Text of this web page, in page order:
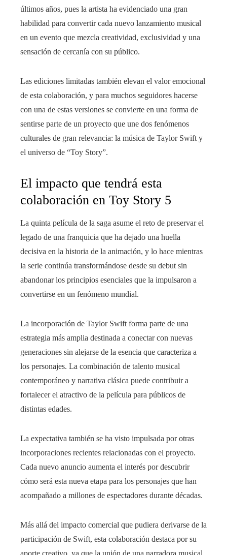
últimos años, pues la artista ha evidenciado una gran
habilidad para convertir cada nuevo lanzamiento musical
en un evento que mezcla creatividad, exclusividad y una
sensación de cercanía con su público.
Las ediciones limitadas también elevan el valor emocional
de esta colaboración, y para muchos seguidores hacerse
con una de estas versiones se convierte en una forma de
sentirse parte de un proyecto que une dos fenómenos
culturales de gran relevancia: la música de Taylor Swift y
el universo de “Toy Story”.
El impacto que tendrá esta
colaboración en Toy Story 5
La quinta película de la saga asume el reto de preservar el
legado de una franquicia que ha dejado una huella
decisiva en la historia de la animación, y lo hace mientras
la serie continúa transformándose desde su debut sin
abandonar los principios esenciales que la impulsaron a
convertirse en un fenómeno mundial.
La incorporación de Taylor Swift forma parte de una
estrategia más amplia destinada a conectar con nuevas
generaciones sin alejarse de la esencia que caracteriza a
los personajes. La combinación de talento musical
contemporáneo y narrativa clásica puede contribuir a
fortalecer el atractivo de la película para públicos de
distintas edades.
La expectativa también se ha visto impulsada por otras
incorporaciones recientes relacionadas con el proyecto.
Cada nuevo anuncio aumenta el interés por descubrir
cómo será esta nueva etapa para los personajes que han
acompañado a millones de espectadores durante décadas.
Más allá del impacto comercial que pudiera derivarse de la
participación de Swift, esta colaboración destaca por su
aporte creativo, ya que la unión de una narradora musical